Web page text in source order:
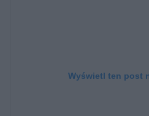
Wyświetl ten post